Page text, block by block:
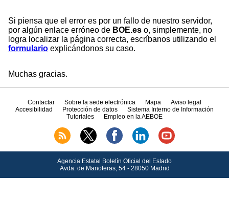
Si piensa que el error es por un fallo de nuestro servidor,
por algún enlace erróneo de BOE.es o, simplemente, no
logra localizar la página correcta, escríbanos utilizando el
formulario explicándonos su caso.
Muchas gracias.
Contactar Sobre la sede electrónica Mapa
Aviso legal
Accesibilidad
Protección de datos
Sistema Interno de Información
Tutoriales
Empleo en la AEBOE
Agencia Estatal Boletín Oficial del Estado
Avda.de Manoteras, 54 - 28050 Madrid